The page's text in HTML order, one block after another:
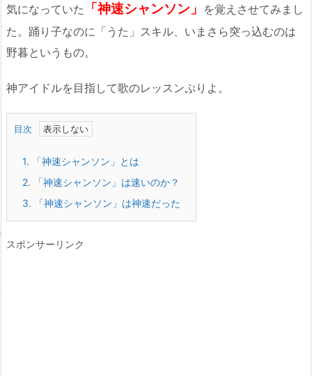
気になっていた
「神速シャンソン」 を覚えさせてみまし
た。踊り子なのに「うた」スキル、いまさら突っ込むのは
野暮というもの。
神アイドルを目指して歌のレッスンぷりよ。
目次
1. 「神速シャンソン」とは
2. 「神速シャンソン」は速いのか？
3. 「神速シャンソン」は神速だった
スポンサーリンク